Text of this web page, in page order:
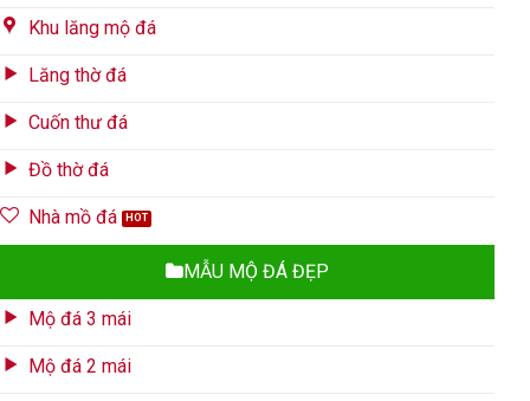
Khu lăng mộ đá
Lăng thờ đá
Cuốn thư đá
Đồ thờ đá
Nhà mồ đá
MẪU MỘ ĐÁ ĐẸP
Mộ đá 3 mái
Mộ đá 2 mái